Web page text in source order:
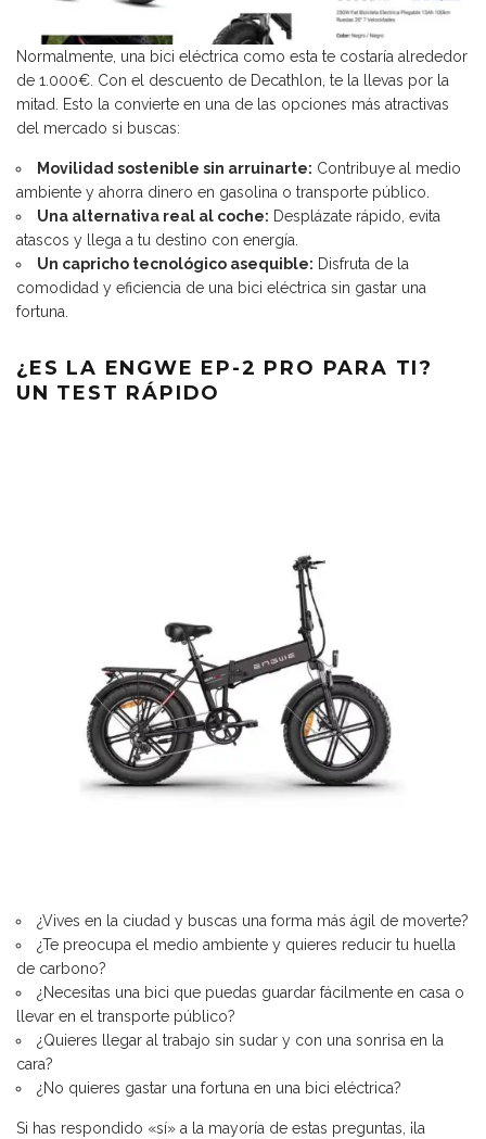
Normalmente, una bici eléctrica como esta te costaría alrededor
de 1.000€. Con el descuento de Decathlon, te la llevas por la
mitad. Esto la convierte en una de las opciones más atractivas
del mercado si buscas:
Movilidad sostenible sin arruinarte: Contribuye al medio
ambiente y ahorra dinero en gasolina o transporte público.
Una alternativa real al coche: Desplázate rápido, evita
atascos y llega a tu destino con energía.
Un capricho tecnológico asequible: Disfruta de la
comodidad y eficiencia de una bici eléctrica sin gastar una
fortuna.
¿ES LA ENGWE EP-2 PRO PARA TI?
UN TEST RÁPIDO
¿Vives en la ciudad y buscas una forma más ágil de moverte?
¿Te preocupa el medio ambiente y quieres reducir tu huella
de carbono?
¿Necesitas una bici que puedas guardar fácilmente en casa o
llevar en el transporte público?
¿Quieres llegar al trabajo sin sudar y con una sonrisa en la
cara?
¿No quieres gastar una fortuna en una bici eléctrica?
Si has respondido «sí» a la mayoría de estas preguntas, ¡la